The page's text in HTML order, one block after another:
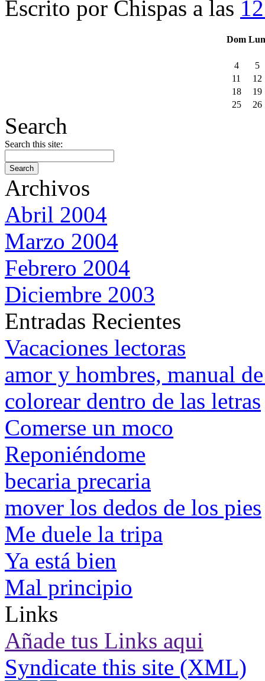
Escrito por Chispas a las
Dom Lun
4
5
11
12
18
19
25
26
Search
Search this site:
Archivos
Abril 2004
Marzo 2004
Febrero 2004
Diciembre 2003
Entradas Recientes
Vacaciones lectoras
amor y hombres, manual
colorear dentro de las letras
Comerse un moco
Reponiéndome
becaria precaria
mover los dedos de los pies
Me duele la tripa
Ya está bien
Mal principio
Links
Añade tus Links aqui
Syndicate this site (XML)